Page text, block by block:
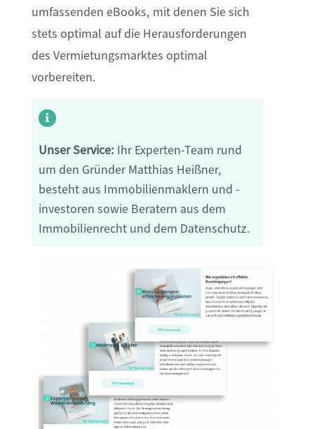
umfassenden eBooks, mit denen Sie sich
stets optimal auf die Herausforderungen
des Vermietungsmarktes optimal
vorbereiten.
Unser Service: Ihr Experten-Team rund
um den Gründer Matthias Heißner,
besteht aus Immobilienmaklern und -
investoren sowie Beratern aus dem
Immobilienrecht und dem Datenschutz.